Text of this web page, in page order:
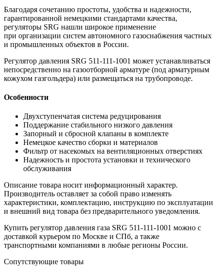
Благодаря сочетанию простоты, удобства и надежности,
гарантированной немецкими стандартами качества,
регуляторы SRG нашли широкое применение
при организации систем автономного газоснабжения частных
и промышленных объектов в России.
Регулятор давления SRG 511-111-1001 может устанавливаться
непосредственно на газоотборной арматуре (под арматурным
кожухом газгольдера) или размещаться на трубопроводе.
Особенности
Двухступенчатая система редуцирования
Поддержание стабильного низкого давления
Запорный и сбросной клапаны в комплекте
Немецкое качество сборки и материалов
Фильтр от насекомых на вентиляционных отверстиях
Надежность и простота установки и технического
обслуживания
Описание товара носит информационный характер.
Производитель оставляет за собой право изменять
характеристики, комплектацию, инструкцию по эксплуатации
и внешний вид товара без предварительного уведомления.
Купить регулятор давления газа SRG 511-111-1001 можно с
доставкой курьером по Москве и СПб, а также
транспортными компаниями в любые регионы России.
Сопутствующие товары